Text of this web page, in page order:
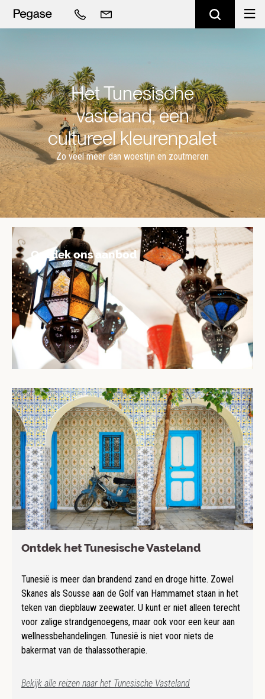
Het Tunesische
vasteland, een
cultureel kleurenpalet
Zo veel meer dan woestijn en zoutmeren
Ontdek ons aanbod
Ontdek het Tunesische Vasteland
Tunesië is meer dan brandend zand en droge hitte. Zowel
Skanes als Sousse aan de Golf van Hammamet staan in het
teken van diepblauw zeewater. U kunt er niet alleen terecht
voor zalige strandgenoegens, maar ook voor een keur aan
wellnessbehandelingen. Tunesië is niet voor niets de
bakermat van de thalassotherapie.
Bekijk alle reizen naar het Tunesische Vasteland